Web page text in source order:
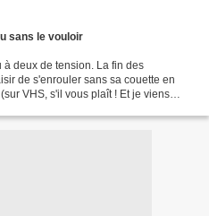
sans le vouloir
à deux de tension. La fin des
de s'enrouler sans sa couette en
VHS, s'il vous plaît ! Et je viens